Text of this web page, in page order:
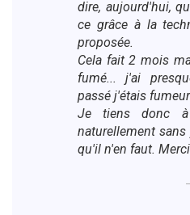
dire, aujourd'hui,
ce grâce à la
proposée.
Cela fait 2 mois
fumé... j'ai
passé j'étais
Je tiens donc à
naturellement
qu'il n'en faut.